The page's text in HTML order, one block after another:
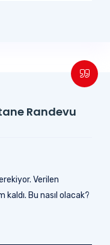
Randevu
Verilen
Bu nasıl olacak?